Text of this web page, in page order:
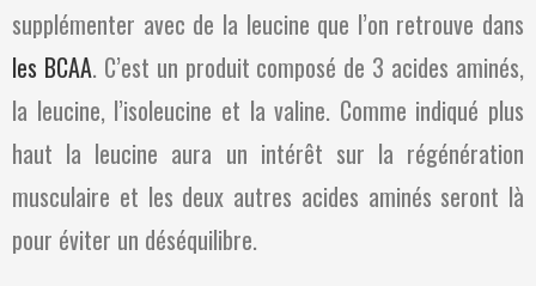
supplémenter avec de la leucine que l’on retrouve dans
les BCAA. C’est un produit composé de 3 acides aminés,
la leucine, l’isoleucine et la valine. Comme indiqué plus
haut la leucine aura un intérêt sur la régénération
musculaire et les deux autres acides aminés seront là
pour éviter un déséquilibre.